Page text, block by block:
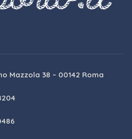
Mazzola 38 – 00142 Roma